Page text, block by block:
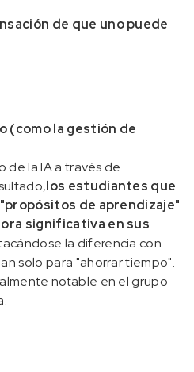
de que uno puede
(como la gestión de
de la IA a través de
los estudiantes que
de aprendizaje"
significativa en sus
la diferencia con
solo para "ahorrar tiempo".
notable en el grupo